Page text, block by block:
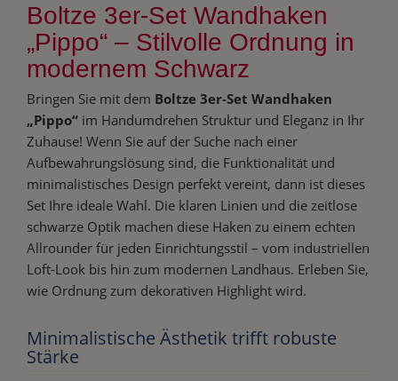
Boltze 3er-Set Wandhaken
„Pippo“ – Stilvolle Ordnung in
modernem Schwarz
Bringen Sie mit dem Boltze 3er-Set Wandhaken
„Pippo“ im Handumdrehen Struktur und Eleganz in Ihr
Zuhause! Wenn Sie auf der Suche nach einer
Aufbewahrungslösung sind, die Funktionalität und
minimalistisches Design perfekt vereint, dann ist dieses
Set Ihre ideale Wahl. Die klaren Linien und die zeitlose
schwarze Optik machen diese Haken zu einem echten
Allrounder für jeden Einrichtungsstil – vom industriellen
Loft-Look bis hin zum modernen Landhaus. Erleben Sie,
wie Ordnung zum dekorativen Highlight wird.
Minimalistische Ästhetik trifft robuste
Stärke